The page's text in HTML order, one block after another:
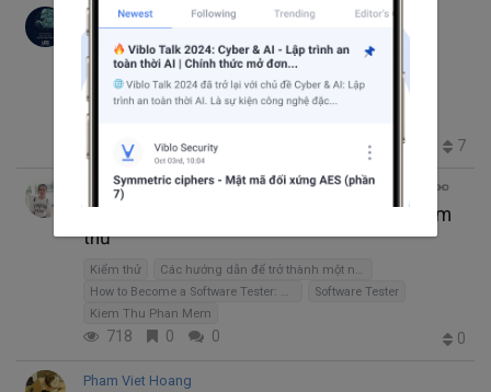
Tú LEO thg 3 20, 2019 1:22 SA 12 phút đọc
Laravel Unit Testing - Developer cũng sẽ
ĐƯỢC test (Phần 1)
UnitTest Kiểm thử TDD
Black Box Testing
323 0 0 7
Trịnh Thị Hồng thg 3 12, 2019 2:24 SA 46 phút đọc
Các hướng dẫn để trở thành một người kiểm
thử
Kiểm thử
Các hướng dẫn để trở thành một người kiểm thử
How to Become a Software Tester: A Complete Guide
Software Tester
Kiem Thu Phan Mem
718 0 0 0
Pham Viet Hoang